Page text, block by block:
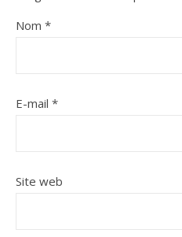
Nom *
E-mail *
Site web